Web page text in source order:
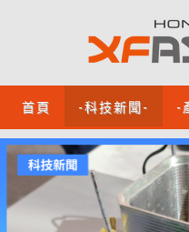
首頁 -科技新聞- -